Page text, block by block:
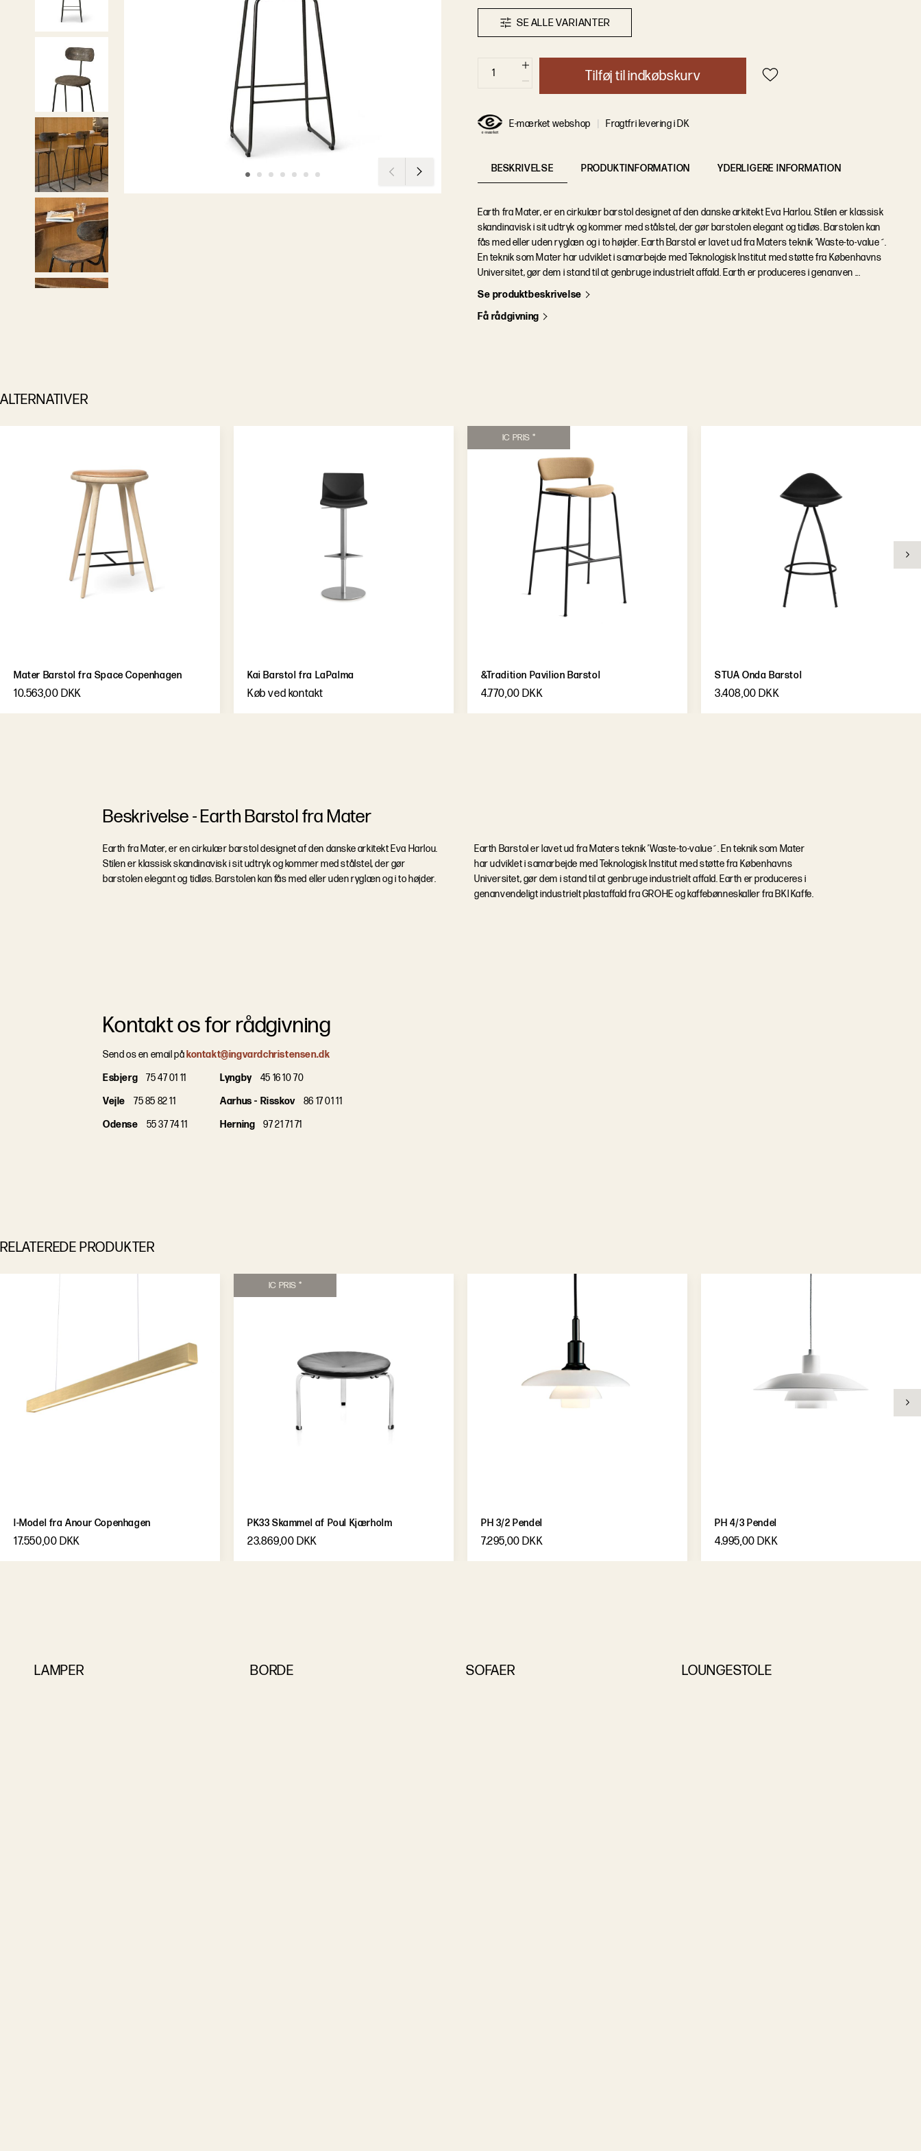
Ti føj ti indkøbskurv
SEALLEVAR ANTER
E-mærket webshop Fragtfri levering i DK
BESKRIVELSE PRODUKTINFORMATION YDERLIGERE INFORMATION
Earth fra Mater, er en cirkulær barstol designet af den danske arkitekt Eva Harlou. Stilen er klassisk
skandinavisk i sit udtryk og kommer med stålstel, der gør barstolen elegant og tidløs. Barstolen kan
fås med eller uden ryglæn og i to højder. Earth Barstol er lavet ud fra Maters teknik ’Waste-to-value´.
En teknik som Mater har udviklet i samarbejde med Teknologisk Institut med støtte fra Københavns
Universitet, gør dem i stand til at genbruge industrielt affald. Earth er produceres i genanven ...
Se produktbeskrive se
Få rådgivning
ALTERNATIVER
Mater Barstol fra Space Copenhagen
10.563,00 DKK
Kai Barstol fra LaPalma
Køb ved kontakt
IC PRIS *
&Tradition Pavilion Barstol
4.770,00 DKK
STUA Onda Barstol
3.408,00 DKK
Beskrivelse-Earth Barstol fra Mater
Earth fra Mater, er en cirkulær barstol designet af den danske arkitekt Eva Harlou.
Stilen er klassisk skandinavisk i sit udtryk og kommer med stålstel, der gør
barstolen elegant og tidløs. Barstolen kan fås med eller uden ryglæn og i to højder.
Earth Barstol er lavet ud fra Maters teknik ’Waste-to-value´. En teknik som Mater
har udviklet i samarbejde med Teknologisk Institut med støtte fra Københavns
Universitet, gør dem i stand til at genbruge industrielt affald. Earth er produceres i
genanvendeligt industrielt plastaffald fra GROHE og kaffebønneskaller fra BKI Kaffe.
Kontakt os for rådgivning
Send os en email på kontakt@ingvardchristensen.dk
Esbjerg
75 47 01 11
Vejle
75 85 82 11
Odense
55 37 74 11
Lyngby
45 16 10 70
Aarhus - Risskov
86 17 01 11
Herning
97 21 71 71
RELATEREDE PRODUKTER
I-Model fra Anour Copenhagen
17.550,00 DKK
IC PRIS *
PK33 Skammel af Poul Kjærholm
23.869,00 DKK
PH 3/2 Pendel
7.295,00 DKK
PH 4/3 Pendel
4.995,00 DKK
LAMPER BORDE SOFAER LOUNGESTOLE